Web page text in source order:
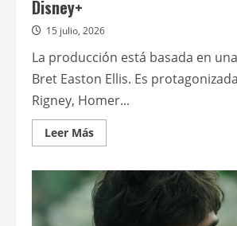
Disney+
15 julio, 2026
La producción está basada en
Bret Easton Ellis. Es
Rigney, Homer...
Leer MásLeer
más
“Fragmentos”,
la
nueva
serie
de